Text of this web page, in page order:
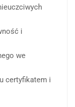
i
we
certyfikatem i